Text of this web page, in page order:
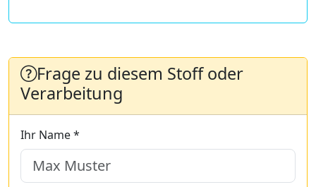
Frage zu diesem Stoff oder
Verarbeitung
Ihr Name *